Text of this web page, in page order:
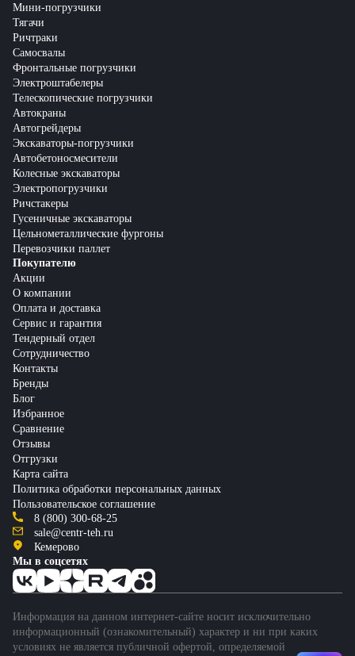
Мини-погрузчики
Тягачи
Ричтраки
Самосвалы
Фронтальные погрузчики
Электроштабелеры
Телескопические погрузчики
Автокраны
Автогрейдеры
Экскаваторы-погрузчики
Автобетоносмесители
Колесные экскаваторы
Электропогрузчики
Ричстакеры
Гусеничные экскаваторы
Цельнометаллические фургоны
Перевозчики паллет
Покупателю
Акции
О компании
Оплата и доставка
Сервис и гарантия
Тендерный отдел
Сотрудничество
Контакты
Бренды
Блог
Избранное
Сравнение
Отзывы
Отгрузки
Карта сайта
Политика обработки персональных данных
Пользовательское соглашение
8 (800) 300-68-25
sale@centr-teh.ru
Кемерово
Мы в соцсетях
Информация на данном интернет-сайте носит исключительно
информационный (ознакомительный) характер и ни при каких
условиях не является публичной офертой, определяемой